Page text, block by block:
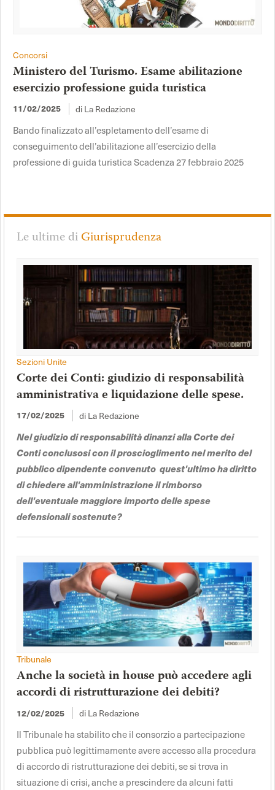
Concorsi
Ministero del Turismo. Esame abilitazione
esercizio professione guida turistica
11/02/2025 di La Redazione
Bando finalizzato all’espletamento dell’esame di
conseguimento dell’abilitazione all’esercizio della
professione di guida turistica Scadenza 27 febbraio 2025
Le ultime diGiurisprudenza
Sezioni Unite
Corte dei Conti: giudizio di responsabilità
amministrativa e liquidazione delle spese.
17/02/2025
di La Redazione
Nel giudizio di responsabilità dinanzi alla Corte dei
Conti conclusosi con il proscioglimento nel merito del
pubblico dipendente convenuto quest'ultimo ha diritto
di chiedere all'amministrazione il rimborso
dell'eventuale maggiore importo delle spese
defensionali sostenute?
Tribunale
Anche la società in house può accedere agli
accordi di ristrutturazione dei debiti?
12/02/2025 di La Redazione
Il Tribunale ha stabilito che il consorzio a partecipazione
pubblica può legittimamente avere accesso alla procedura
di accordo di ristrutturazione dei debiti, se si trova in
situazione di crisi, anche a prescindere da alcuni fatti